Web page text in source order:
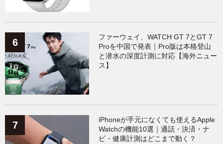
ファーウェイ、WATCH GT 7とGT 7
Proを中国で発表｜Pro版は本格登山
と潜水の深度計測に対応【海外ニュー
ス】
iPhoneが手元になくても使えるApple
Watchの機能10選｜通話・決済・ナ
ビ・健康計測はどこまで動く？